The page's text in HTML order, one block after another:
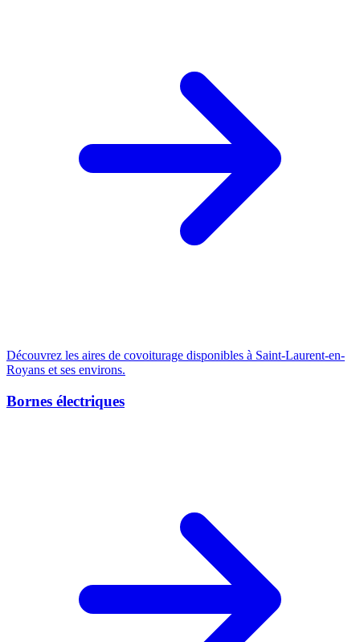
Découvrez les aires de covoiturage disponibles à Saint-Laurent-en-
Royans et ses environs.
Bornes électriques